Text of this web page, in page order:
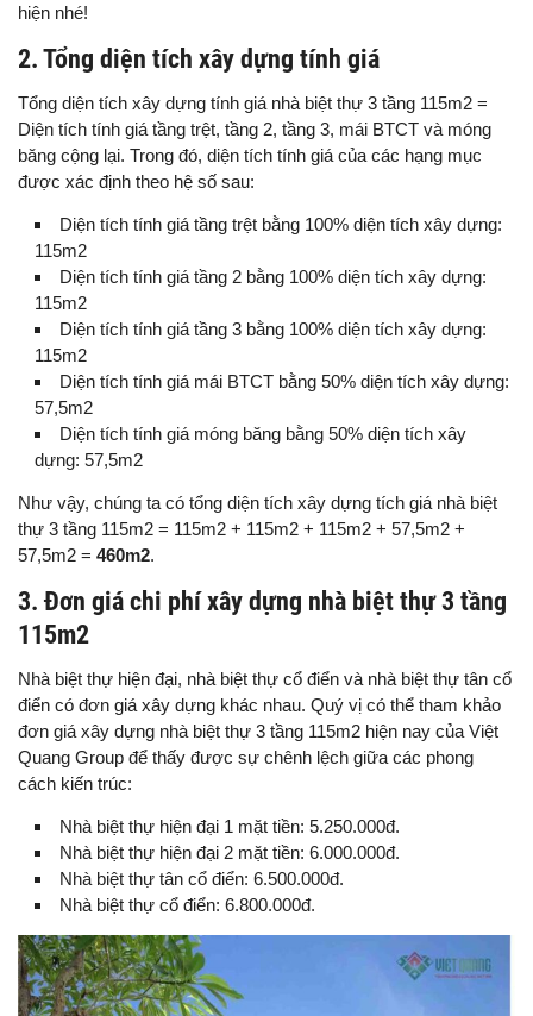
hiện nhé!
2. Tổng diện tích xây dựng tính giá
Tổng diện tích xây dựng tính giá nhà biệt thự 3 tầng 115m2 =
Diện tích tính giá tầng trệt, tầng 2, tầng 3, mái BTCT và móng
băng cộng lại. Trong đó, diện tích tính giá của các hạng mục
được xác định theo hệ số sau:
Diện tích tính giá tầng trệt bằng 100% diện tích xây dựng:
115m2
Diện tích tính giá tầng 2 bằng 100% diện tích xây dựng:
115m2
Diện tích tính giá tầng 3 bằng 100% diện tích xây dựng:
115m2
Diện tích tính giá mái BTCT bằng 50% diện tích xây dựng:
57,5m2
Diện tích tính giá móng băng bằng 50% diện tích xây
dựng: 57,5m2
Như vậy, chúng ta có tổng diện tích xây dựng tích giá nhà biệt
thự 3 tầng 115m2 = 115m2 + 115m2 + 115m2 + 57,5m2 +
57,5m2 = 460m2.
3. Đơn giá chi phí xây dựng nhà biệt thự 3 tầng
115m2
Nhà biệt thự hiện đại, nhà biệt thự cổ điển và nhà biệt thự tân cổ
điển có đơn giá xây dựng khác nhau. Quý vị có thể tham khảo
đơn giá xây dựng nhà biệt thự 3 tầng 115m2 hiện nay của Việt
Quang Group để thấy được sự chênh lệch giữa các phong
cách kiến trúc:
Nhà biệt thự hiện đại 1 mặt tiền: 5.250.000đ.
Nhà biệt thự hiện đại 2 mặt tiền: 6.000.000đ.
Nhà biệt thự tân cổ điển: 6.500.000đ.
Nhà biệt thự cổ điển: 6.800.000đ.